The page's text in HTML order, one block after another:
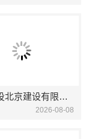
中蓝建投北京建设有限公司四川：重钢别墅局部改造
2026-08-08